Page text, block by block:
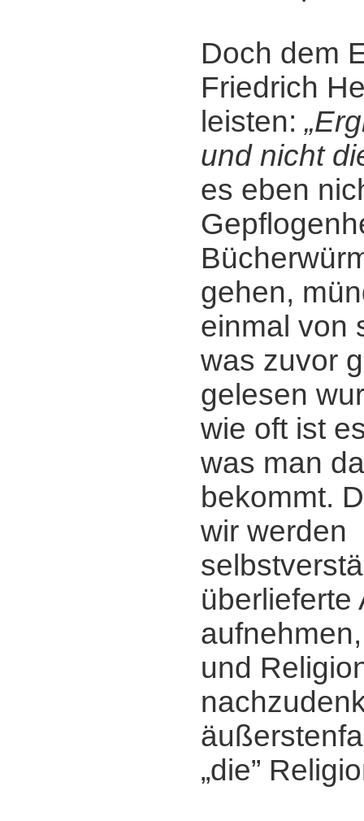
Doch dem
Friedrich
leisten:
und nicht
es eben
gehen,
einmal von
was zuvor
gelesen
wie oft ist
was man
bekommt.
wir werden
überlieferte
und
„die”